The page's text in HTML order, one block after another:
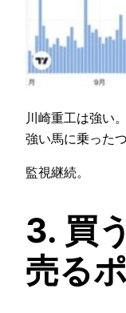
川崎重工は強い。
強い馬に乗った
監視継続。
3. 買
売る